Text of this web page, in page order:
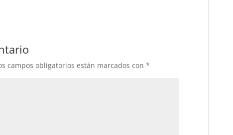
campos obligatorios están marcados con *